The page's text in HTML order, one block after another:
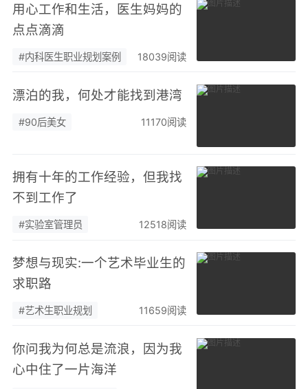
用心工作和生活，医生妈妈的
点点滴滴
#内科医生职业规划案例 18039阅读
漂泊的我，何处才能找到港湾
#90后美女 11170阅读
拥有十年的工作经验，但我找
不到工作了
#实验室管理员 12518阅读
梦想与现实:一个艺术毕业生的
求职路
#艺术生职业规划 11659阅读
你问我为何总是流浪，因为我
心中住了一片海洋